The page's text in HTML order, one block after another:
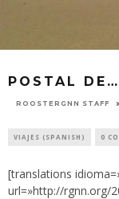
POSTAL
ROOSTERGNN STAFF
VIAJES (SPANISH) 0
[translations
url=»http://rgnn.org/